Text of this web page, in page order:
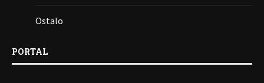
Ostalo
PORTAL